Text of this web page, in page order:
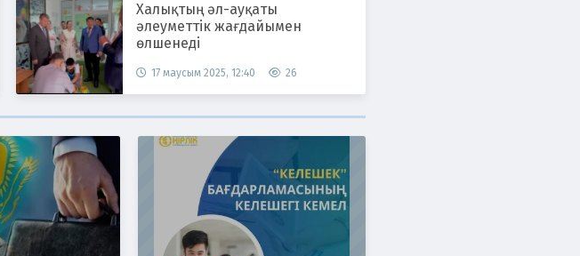
Халықтың әл-ауқаты
әлеуметтік жағдайымен
өлшенеді
17 маусым 2025, 12:40 26